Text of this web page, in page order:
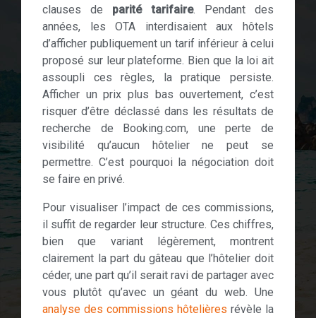
clauses de parité tarifaire. Pendant des
années, les OTA interdisaient aux hôtels
d’afficher publiquement un tarif inférieur à celui
proposé sur leur plateforme. Bien que la loi ait
assoupli ces règles, la pratique persiste.
Afficher un prix plus bas ouvertement, c’est
risquer d’être déclassé dans les résultats de
recherche de Booking.com, une perte de
visibilité qu’aucun hôtelier ne peut se
permettre. C’est pourquoi la négociation doit
se faire en privé.
Pour visualiser l’impact de ces commissions,
il suffit de regarder leur structure. Ces chiffres,
bien que variant légèrement, montrent
clairement la part du gâteau que l’hôtelier doit
céder, une part qu’il serait ravi de partager avec
vous plutôt qu’avec un géant du web. Une
analyse des commissions hôtelières révèle la